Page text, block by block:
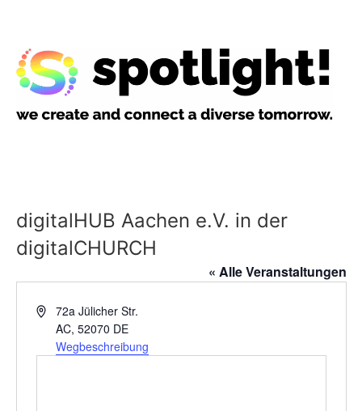
digitalHUB Aachen e.V. in der
digitalCHURCH
« Alle Veranstaltungen
Adresse72a Jülicher Str.
AC, 52070 DE
Wegbeschreibung